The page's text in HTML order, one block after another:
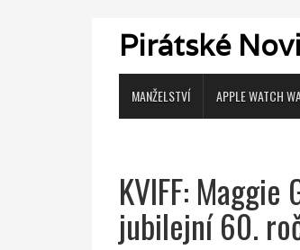
Pirátské
MANŽELSTVÍ APPLE WATCH
KVIFF:
jubilejní 60.